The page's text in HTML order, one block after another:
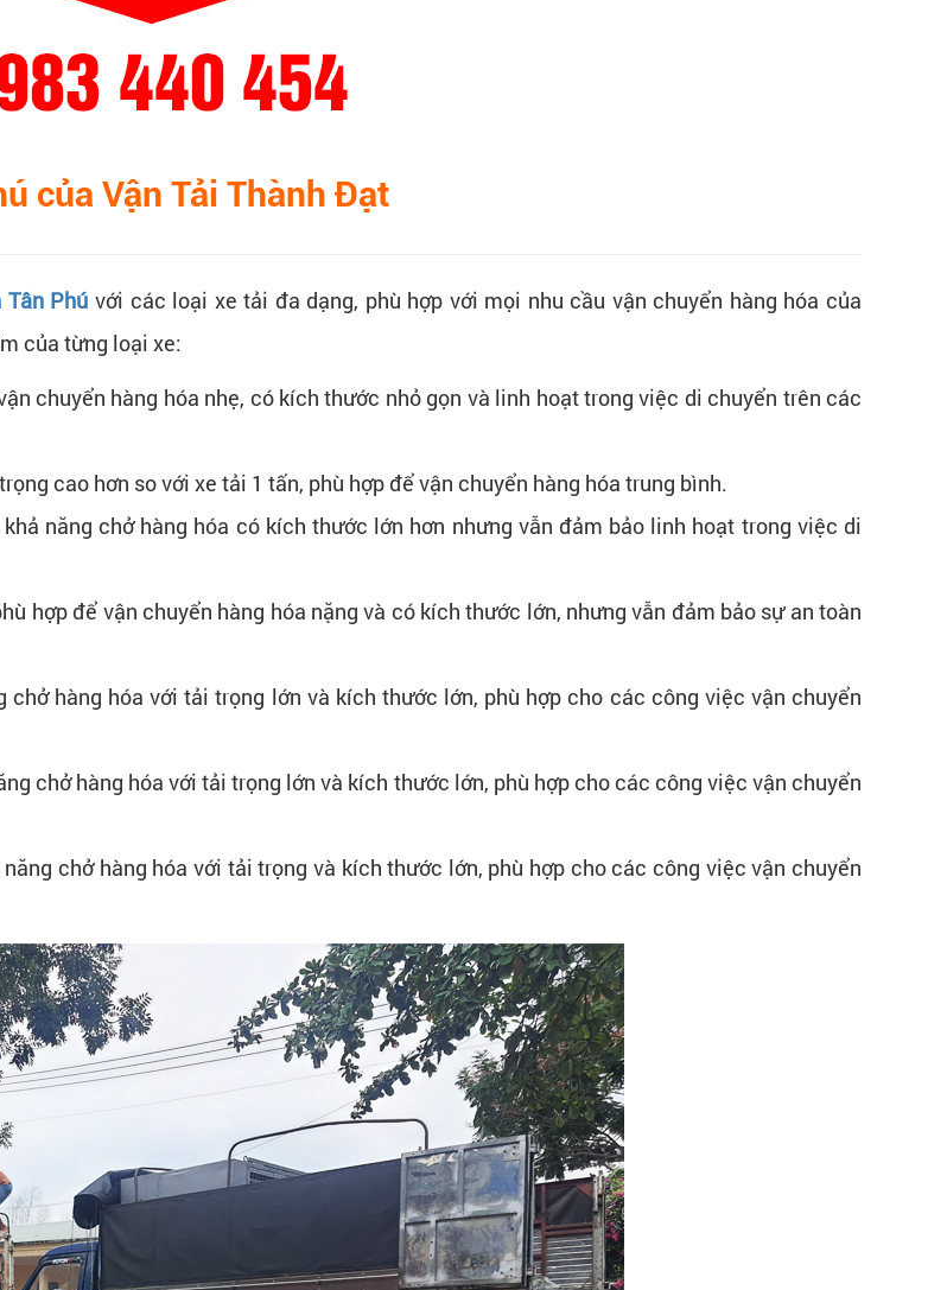
của Vận Tải Thành Đạt
Phú với các loại xe tải đa dạng, phù hợp với mọi nhu cầu vận chuyển hàng hóa của
của từng loại xe:
chuyển hàng hóa nhẹ, có kích thước nhỏ gọn và linh hoạt trong việc di chuyển trên các
cao hơn so với xe tải 1 tấn, phù hợp để vận chuyển hàng hóa trung bình.
năng chở hàng hóa có kích thước lớn hơn nhưng vẫn đảm bảo linh hoạt trong việc di
hợp để vận chuyển hàng hóa nặng và có kích thước lớn, nhưng vẫn đảm bảo sự an toàn
hàng hóa với tải trọng lớn và kích thước lớn, phù hợp cho các công việc vận chuyển
chở hàng hóa với tải trọng lớn và kích thước lớn, phù hợp cho các công việc vận chuyển
chở hàng hóa với tải trọng và kích thước lớn, phù hợp cho các công việc vận chuyển